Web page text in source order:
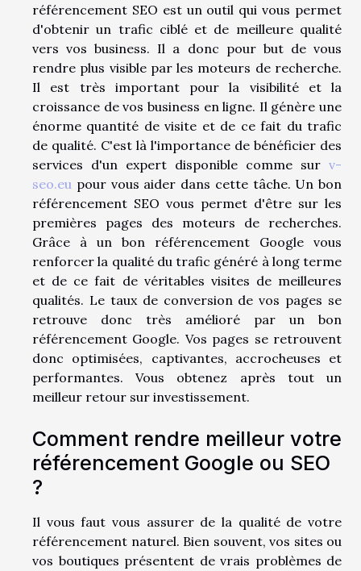
référencement SEO est un outil qui vous permet
d'obtenir un trafic ciblé et de meilleure qualité
vers vos business. Il a donc pour but de vous
rendre plus visible par les moteurs de recherche.
Il est très important pour la visibilité et la
croissance de vos business en ligne. Il génère une
énorme quantité de visite et de ce fait du trafic
de qualité. C'est là l'importance de bénéficier des
services d'un expert disponible comme sur v-
seo.eu pour vous aider dans cette tâche. Un bon
référencement SEO vous permet d'être sur les
premières pages des moteurs de recherches.
Grâce à un bon référencement Google vous
renforcer la qualité du trafic généré à long terme
et de ce fait de véritables visites de meilleures
qualités. Le taux de conversion de vos pages se
retrouve donc très amélioré par un bon
référencement Google. Vos pages se retrouvent
donc optimisées, captivantes, accrocheuses et
performantes. Vous obtenez après tout un
meilleur retour sur investissement.
Comment rendre meilleur votre
référencement Google ou SEO
?
Il vous faut vous assurer de la qualité de votre
référencement naturel. Bien souvent, vos sites ou
vos boutiques présentent de vrais problèmes de